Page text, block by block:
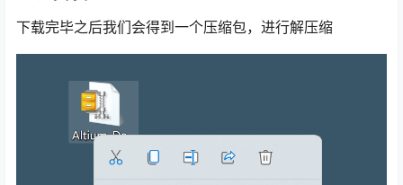
下载完毕之后我们会得到一个压缩包，进行解压缩